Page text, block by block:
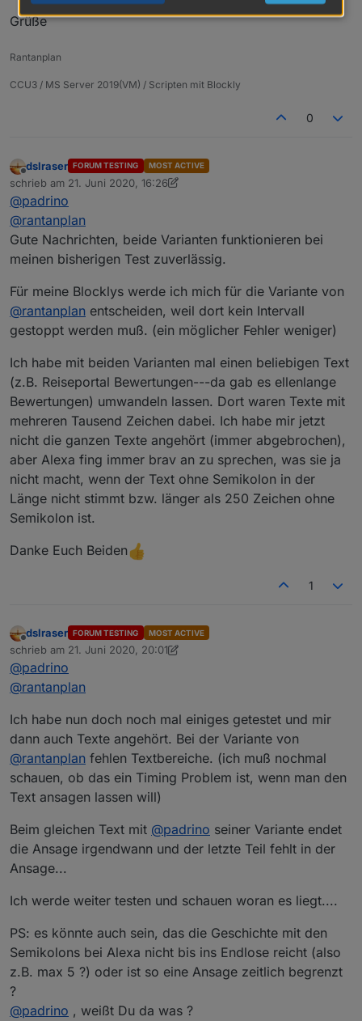
Grüße
Rantanplan
CCU3 / MS Server 2019(VM) / Scripten mit Blockly
0
Offline
dslraser FORUM TESTING MOST ACTIVE
schrieb am 21. Juni 2020, 16:26
zuletzt editiert von dslraser
@padrino
@rantanplan
Gute Nachrichten, beide Varianten funktionieren bei
meinen bisherigen Test zuverlässig.
Für meine Blocklys werde ich mich für die Variante von
@rantanplan entscheiden, weil dort kein Intervall
gestoppt werden muß. (ein möglicher Fehler weniger)
Ich habe mit beiden Varianten mal einen beliebigen Text
(z.B. Reiseportal Bewertungen---da gab es ellenlange
Bewertungen) umwandeln lassen. Dort waren Texte mit
mehreren Tausend Zeichen dabei. Ich habe mir jetzt
nicht die ganzen Texte angehört (immer abgebrochen),
aber Alexa fing immer brav an zu sprechen, was sie ja
nicht macht, wenn der Text ohne Semikolon in der
Länge nicht stimmt bzw. länger als 250 Zeichen ohne
Semikolon ist.
Danke Euch Beiden
1
Offline
dslraser FORUM TESTING MOST ACTIVE
schrieb am 21. Juni 2020, 20:01
zuletzt editiert von dslraser
@padrino
@rantanplan
Ich habe nun doch noch mal einiges getestet und mir
dann auch Texte angehört. Bei der Variante von
@rantanplan fehlen Textbereiche. (ich muß nochmal
schauen, ob das ein Timing Problem ist, wenn man den
Text ansagen lassen will)
Beim gleichen Text mit @padrino seiner Variante endet
die Ansage irgendwann und der letzte Teil fehlt in der
Ansage...
Ich werde weiter testen und schauen woran es liegt....
PS: es könnte auch sein, das die Geschichte mit den
Semikolons bei Alexa nicht bis ins Endlose reicht (also
z.B. max 5 ?) oder ist so eine Ansage zeitlich begrenzt
?
@padrino , weißt Du da was ?